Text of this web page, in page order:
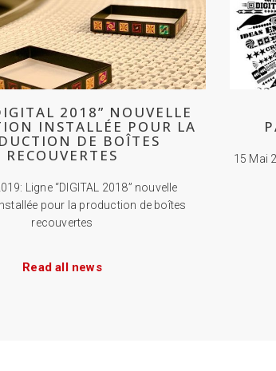
2018” NOUVELLE
INSTALLÉE POUR LA
DE BOÎTES
RECOUVERTES
Ligne “DIGITAL 2018” nouvelle
pour la production de boîtes
recouvertes
15 Mai
Read all news